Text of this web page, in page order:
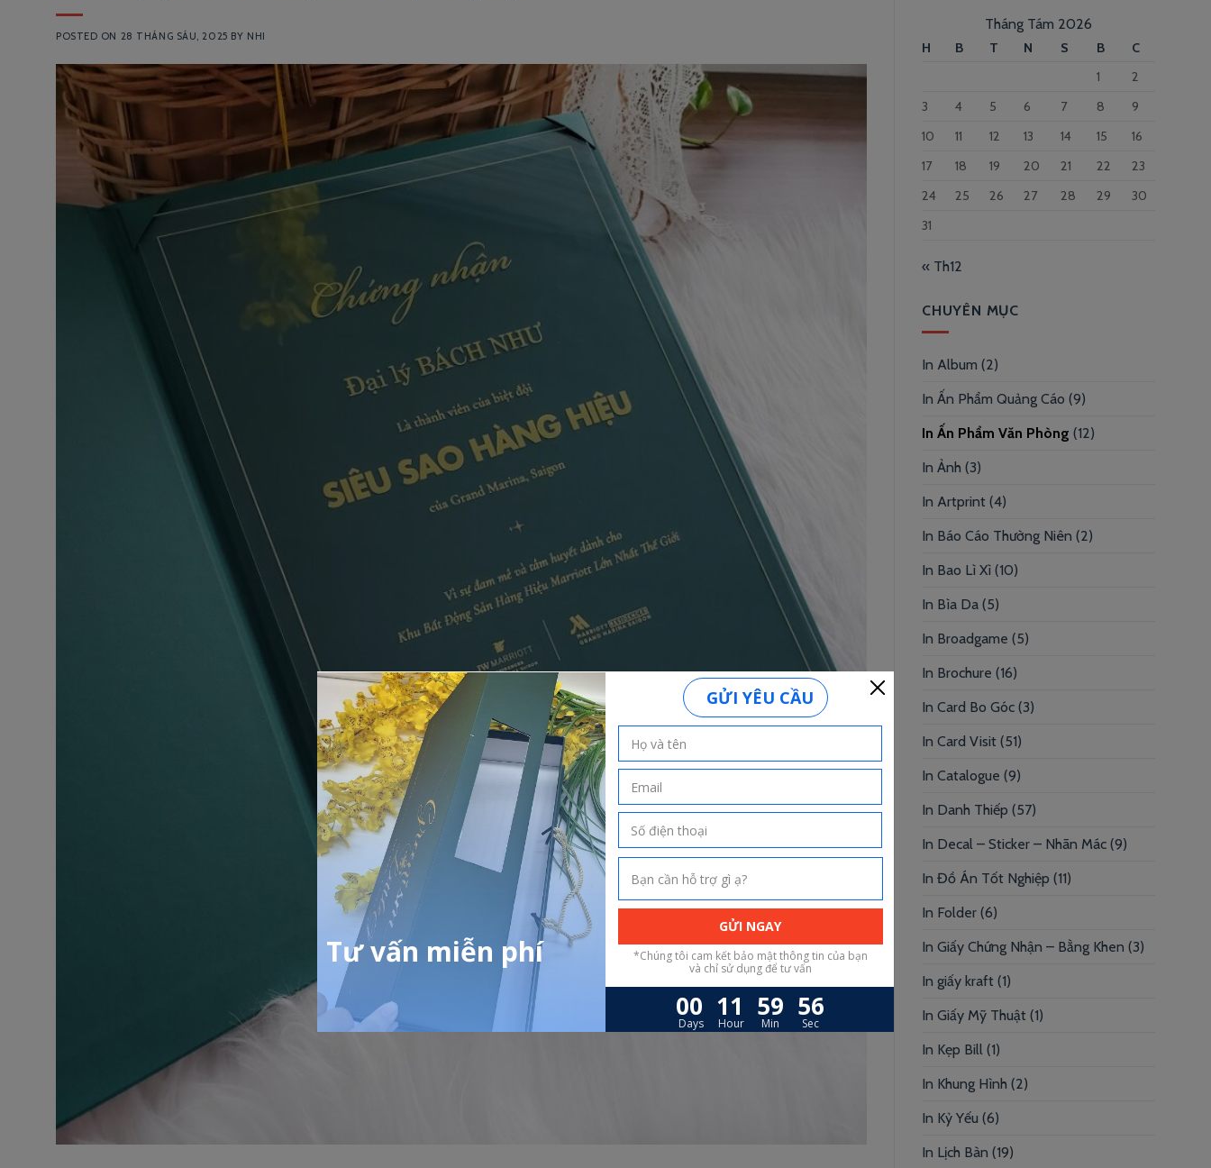
POSTED ON 28 THÁNG SÁU, 2025 BY NHI
Tháng Tám 2026
H B T N S B
C
1
2
3
4 5 6 7 8
9
10
11 12 13 14 15
16
17
18 19 20 21 22
23
24
25 26 27 28 29
30
31
« Th12
CHUYÊN MỤC
In Album (2)
In Ấn Phẩm Quảng Cáo (9)
In Ấn Phẩm Văn Phòng (12)
In Ảnh (3)
In Artprint (4)
In Báo Cáo Thường Niên (2)
In Bao Lì Xì (10)
In Bìa Da (5)
In Broadgame (5)
In Brochure (16)
In Card Bo Góc (3)
In Card Visit (51)
In Catalogue (9)
In Danh Thiếp (57)
In Decal – Sticker – Nhãn Mác (9)
In Đồ Án Tốt Nghiệp (11)
In Folder (6)
In Giấy Chứng Nhận – Bằng Khen (3)
In giấy kraft (1)
In Giấy Mỹ Thuật (1)
In Kẹp Bill (1)
In Khung Hình (2)
In Kỷ Yếu (6)
In Lịch Bàn (19)